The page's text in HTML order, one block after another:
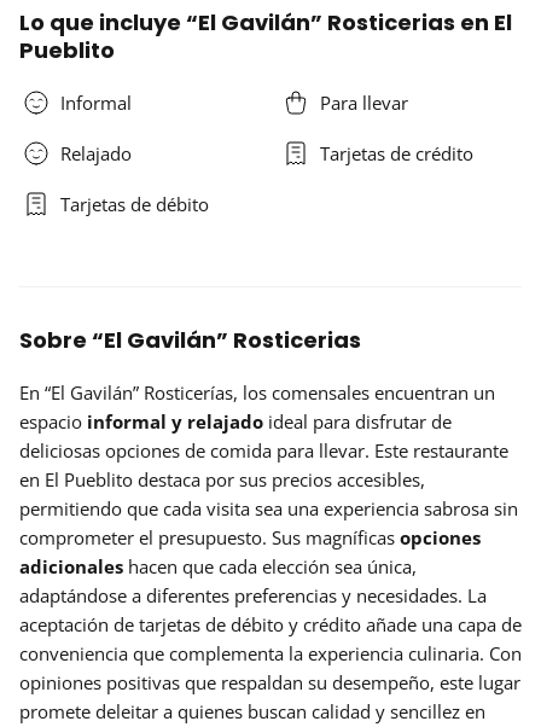
Lo que incluye “El Gavilán” Rosticerias en El
Pueblito
Informal Para llevar
Relajado Tarjetas de crédito
Tarjetas de débito
Sobre “El Gavilán” Rosticerias
En “El Gavilán” Rosticerías, los comensales encuentran un
espacio informal y relajado ideal para disfrutar de
deliciosas opciones de comida para llevar. Este restaurante
en El Pueblito destaca por sus precios accesibles,
permitiendo que cada visita sea una experiencia sabrosa sin
comprometer el presupuesto. Sus magníficas opciones
adicionales hacen que cada elección sea única,
adaptándose a diferentes preferencias y necesidades. La
aceptación de tarjetas de débito y crédito añade una capa de
conveniencia que complementa la experiencia culinaria. Con
opiniones positivas que respaldan su desempeño, este lugar
promete deleitar a quienes buscan calidad y sencillez en